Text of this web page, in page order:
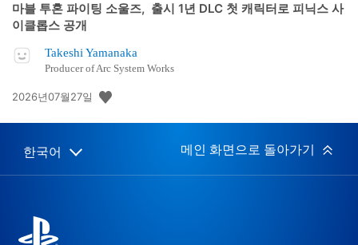
마블 투혼 파이팅 소울즈, 출시 1년 DLC 첫 캐릭터로 피닉스 사
이클롭스 공개
Takeshi Yamanaka
Producer of Arc System Works
공
일:
2026년07월27일
Select
Current
한국어 메인 화면으로 돌아가기